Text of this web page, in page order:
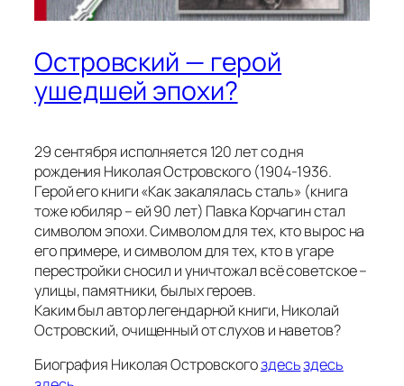
Островский — герой
ушедшей эпохи?
29 сентября исполняется 120 лет со дня
рождения Николая Островского (1904-1936.
Герой его книги «Как закалялась сталь» (книга
тоже юбиляр – ей 90 лет) Павка Корчагин стал
символом эпохи. Символом для тех, кто вырос на
его примере, и символом для тех, кто в угаре
перестройки сносил и уничтожал всё советское –
улицы, памятники, былых героев.
Каким был автор легендарной книги, Николай
Островский, очищенный от слухов и наветов?
Биография Николая Островскогоздесьздесь